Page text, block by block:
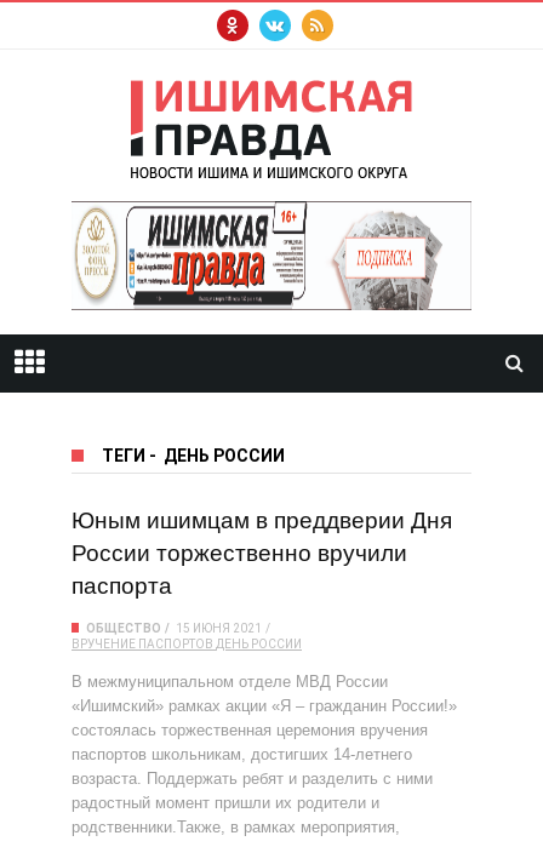
ТЕГИ - ДЕНЬ РОССИИ
Юным ишимцам в преддверии Дня
России торжественно вручили
паспорта
ОБЩЕСТВО
15 ИЮНЯ 2021
ВРУЧЕНИЕ ПАСПОРТОВ ДЕНЬ РОССИИ
В межмуниципальном отделе МВД России
«Ишимский» рамках акции «Я – гражданин России!»
состоялась торжественная церемония вручения
паспортов школьникам, достигших 14-летнего
возраста. Поддержать ребят и разделить с ними
радостный момент пришли их родители и
родственники.Также, в рамках мероприятия,